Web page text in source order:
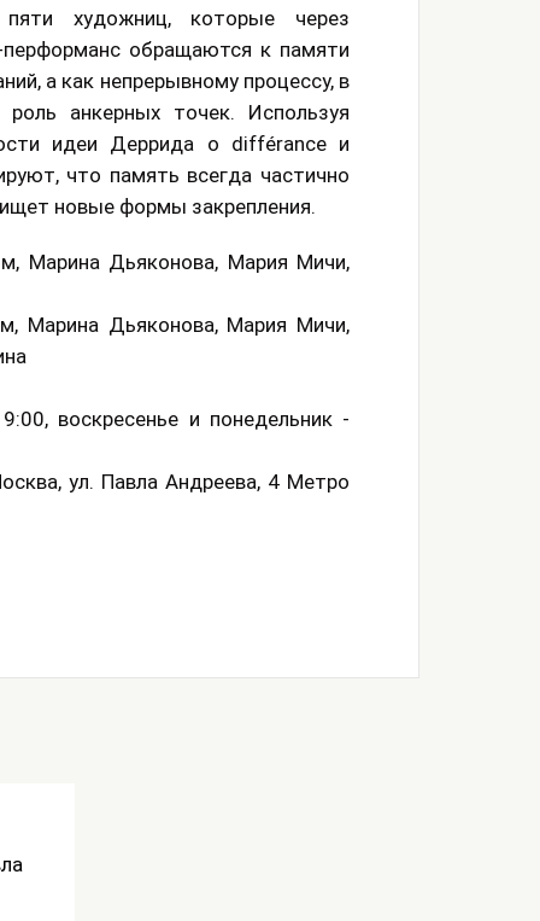
художниц, которые через
перформанс обращаются к памяти
а как непрерывному процессу, в
анкерных точек. Используя
идеи Деррида о différance и
что память всегда частично
новые формы закрепления.
Марина Дьяконова, Мария Мичи,
Марина Дьяконова, Мария Мичи,
воскресенье и понедельник -
ул. Павла Андреева, 4 Метро